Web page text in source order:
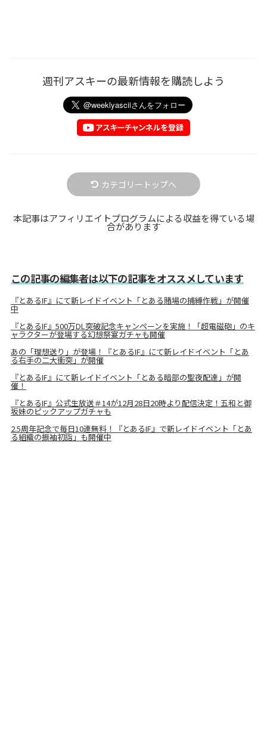
週刊アスキーの最新情報を購読しよう
カテゴリートップへ
本記事はアフィリエイトプログラムによる収益を得ている場
合があります
この記事の編集者は以下の記事をオススメしています
『とあるIF』にて新レイドイベント「とある賭場の捕縛作戦」が開催
中
『とあるIF』500万DL突破記念キャンペーンを実施！「超電磁砲」のキ
ャラクターが登場する幻想祭宴ガチャも開催
あの「理想送り」が登場！『とあるIF』にて新レイドイベント「とあ
る右手の二大衝突」が開催
『とあるIF』にて新レイドイベント「とある暗部の聖夜配達」が開
催！
『とあるIF』公式生放送＃14が12月28日20時より配信決定！五和と御
坂妹のピックアップガチャも
2.5周年記念で毎日10連無料！『とあるIF』で新レイドイベント「とあ
る組織の振袖初詣」も開催中